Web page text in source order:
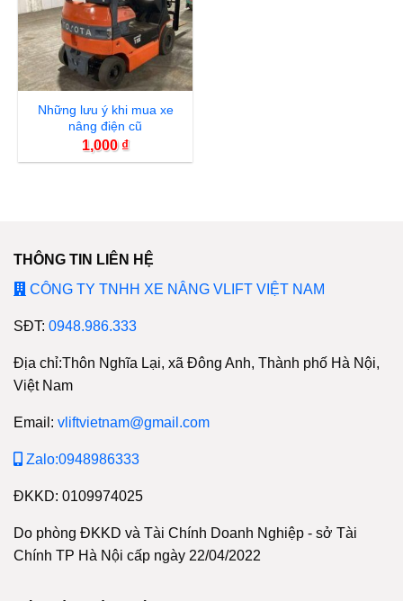
Những lưu ý khi mua xe
nâng điện cũ
1,000 ₫
THÔNG TIN LIÊN HỆ
CÔNG TY TNHH XE NÂNG VLIFT VIỆT NAM
SĐT: 0948.986.333
Địa chỉ:Thôn Nghĩa Lại, xã Đông Anh, Thành phố Hà Nội,
Việt Nam
Email: vliftvietnam@gmail.com
Zalo:0948986333
ĐKKD: 0109974025
Do phòng ĐKKD và Tài Chính Doanh Nghiệp - sở Tài
Chính TP Hà Nội cấp ngày 22/04/2022